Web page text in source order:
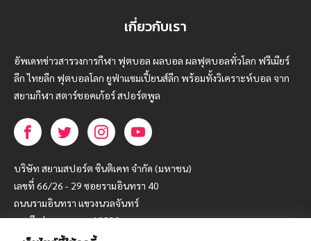
เกี่ยวกับเรา
อัพเดทข่าวสารวงการกีฬา ฟุตบอล ผลบอล ผลฟุตบอลทั่วโลก ฟรีเมียร์
ลีก ไทยลีก ฟุตบอลโลก ยูฟ่าแซมเปี้ยนส์ลีก พร้อมทั้งวิเคราะห์บอล จาก
สยามกีฬา สตาร์ชอคเก้อร์ สปอร์ตพูล
บริษัท สยามสปอร์ต ซินติเคท จำกัด (มหาชน)
เลขที่ 66/26 - 29 ซอยรามอินทรา 40
ถนนรามอินทรา แขวงนวลจันทร์
เขตบึงกุ่ม กรุงเทพฯ 10230